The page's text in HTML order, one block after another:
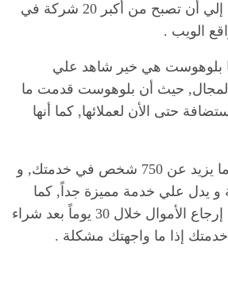
الوقت حتى وصلت إلي أن تصبح من أكبر 20 شركة في
الويب .
بلوهوست هي خير شاهد علي
المجال, حيث أن بلوهوست قدمت ما
استضافة حتى الأن لعملائها, كما أنها
و تملك بلوهوست ما يزيد عن 750 شخص في خدمتك, و
و يدل علي خدمة مميزة جداً, كما
أنهم يقدمون خدمة إرجاع الأموال خلال 30 يوماً بعد شراء
إذا ما واجهتك مشكلة .